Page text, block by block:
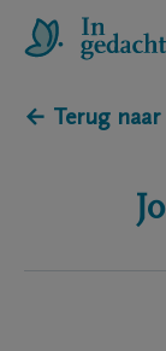
← Terug